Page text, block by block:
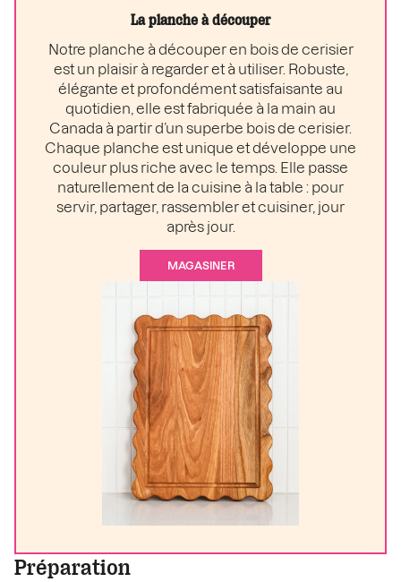
La planche à découper
Notre planche à découper en bois de cerisier
est un plaisir à regarder et à utiliser. Robuste,
élégante et profondément satisfaisante au
quotidien, elle est fabriquée à la main au
Canada à partir d’un superbe bois de cerisier.
Chaque planche est unique et développe une
couleur plus riche avec le temps. Elle passe
naturellement de la cuisine à la table : pour
servir, partager, rassembler et cuisiner, jour
après jour.
MAGASINER
Préparation